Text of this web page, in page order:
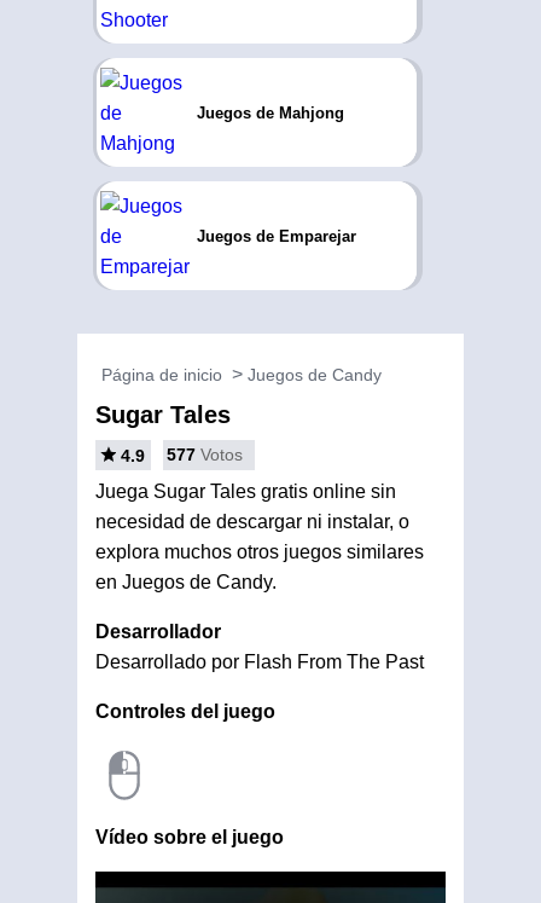
Juegos de Mahjong
Juegos de Emparejar
Página de inicio Juegos de Candy
Sugar Tales
4.9 577 Votos
Juega Sugar Tales gratis online sin
necesidad de descargar ni instalar, o
explora muchos otros juegos similares
en Juegos de Candy.
Desarrollador
Desarrollado por Flash From The Past
Controles del juego
Vídeo sobre el juego